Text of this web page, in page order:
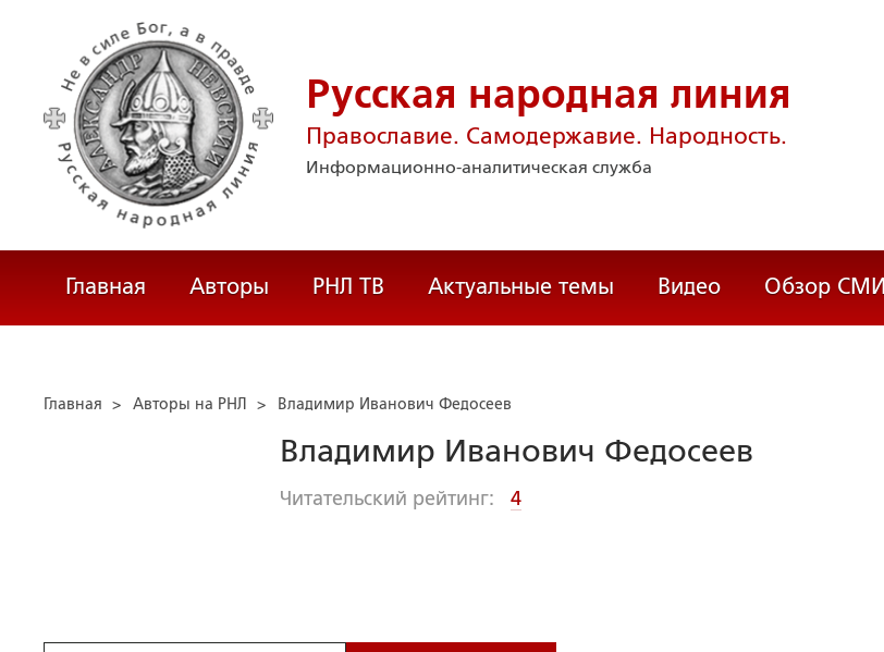
Русская народная линия
Православие. Самодержавие. Народность.
Информационно-аналитическая служба
Главная Авторы РНЛ ТВ Актуальные темы Видео Обзор СМИ
Главная > Авторы на РНЛ > Владимир Иванович Федосеев
Владимир Иванович Федосеев
Читательский рейтинг: 4